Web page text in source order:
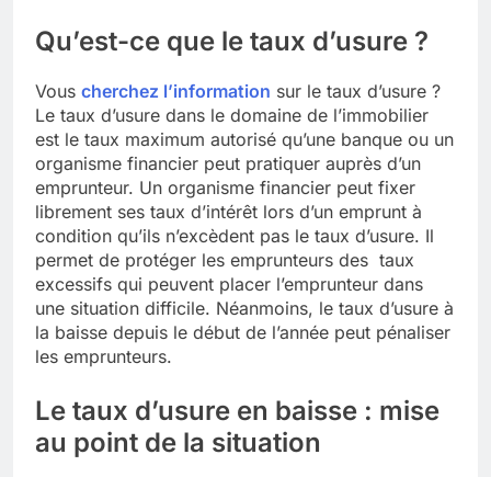
Qu’est-ce que le taux d’usure ?
Vous cherchez l’information sur le taux d’usure ?
Le taux d’usure dans le domaine de l’immobilier
est le taux maximum autorisé qu’une banque ou un
organisme financier peut pratiquer auprès d’un
emprunteur. Un organisme financier peut fixer
librement ses taux d’intérêt lors d’un emprunt à
condition qu’ils n’excèdent pas le taux d’usure. Il
permet de protéger les emprunteurs des taux
excessifs qui peuvent placer l’emprunteur dans
une situation difficile. Néanmoins, le taux d’usure à
la baisse depuis le début de l’année peut pénaliser
les emprunteurs.
Le taux d’usure en baisse : mise
au point de la situation